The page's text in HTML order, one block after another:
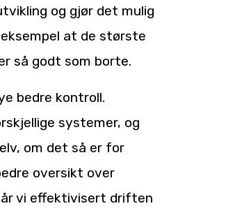
og gjør det mulig
at de største
så godt som borte.
bedre kontroll.
systemer, og
om det så er for
oversikt over
vi effektivisert driften